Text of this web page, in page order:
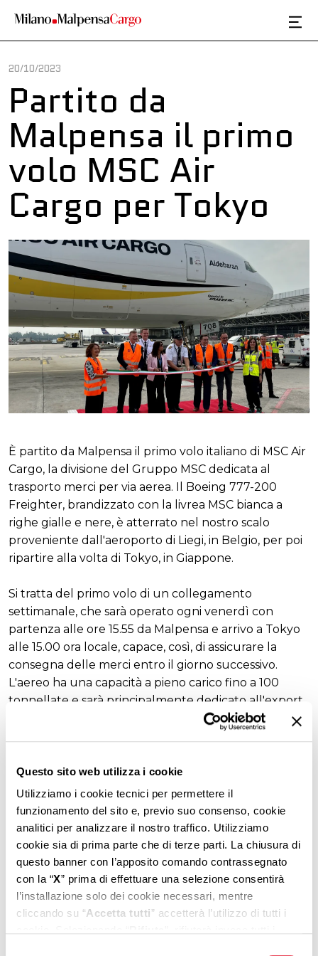
Questo sito web utilizza i cookie
Utilizziamo i cookie tecnici per permettere il
funzionamento del sito e, previo suo consenso, cookie
analitici per analizzare il nostro traffico. Utilizziamo
cookie sia di prima parte che di terze parti. La chiusura di
questo banner con l’apposito comando contrassegnato
con la “X” prima di effettuare una selezione consentirà
l’installazione solo dei cookie necessari, mentre
cliccando su “Accetta tutti” accetterà l’utilizzo di tutti i
20/10/2023
Partito da
Malpensa il primo
volo MSC Air
Cargo per Tokyo
È partito da Malpensa il primo volo italiano di MSC Air
Cargo, la divisione del Gruppo MSC dedicata al
trasporto merci per via aerea. Il Boeing 777-200
Freighter, brandizzato con la livrea MSC bianca a
righe gialle e nere, è atterrato nel nostro scalo
proveniente dall'aeroporto di Liegi, in Belgio, per poi
ripartire alla volta di Tokyo, in Giappone.
Si tratta del primo volo di un collegamento
settimanale, che sarà operato ogni venerdì con
partenza alle ore 15.55 da Malpensa e arrivo a Tokyo
alle 15.00 ora locale, capace, così, di assicurare la
consegna delle merci entro il giorno successivo.
L'aereo ha una capacità a pieno carico fino a 100
tonnellate e sarà principalmente dedicato all'export
di prodotti Made in Italy ad alto valore aggiunto -
come alta moda e accessori - destinati ai mercati del
“Siamo lieti di accogliere MSC Air Cargo a Malpensa e
contenti e di aver visto decollare da qui il loro primo
aereo in Italia. Ci auguriamo che quello sia l'inizio di
un importante programma di sviluppo su Malpensa
dove sono già presenti tutti i principali player del
settore che operano a supporto dello sviluppo di
tutto il territorio", le parole di Francesco Raschi,
nostro direttore Cargo e Real Estate.